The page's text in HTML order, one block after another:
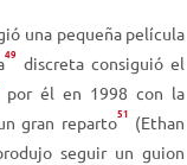
una pequeña película
49 discreta consiguió el
él en 1998 con la
gran reparto51 (Ethan
seguir un guion